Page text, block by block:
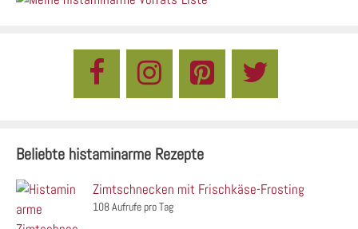
Beliebte histaminarme Rezepte
Zimtschnecken mit Frischkäse-Frosting
108 Aufrufe pro Tag